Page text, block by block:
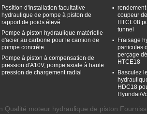
joint
Paquet:Coffret en
bois
Certification:
Garantie:1 année
Nom du produit:
Certification:
ISO9001
Garantie:1 année
Nom du produit:
Pompe hydraulique
Position d'installation facultative
hydraulique de pompe à piston de
rapport de poids élevé
Pompe à piston hydraulique matérielle
d'acier au carbone pour le camion de
pompe concrète
Pompe à piston à compensation de
pression d'A10V, pompe axiale à haute
pression de chargement radial
coupeur
HTCE08
tunnel
Fraisage
particules
perçage
HTCE18
Basculez
HDC18
Hyundai/
Qualité moteur hydraulique de piston